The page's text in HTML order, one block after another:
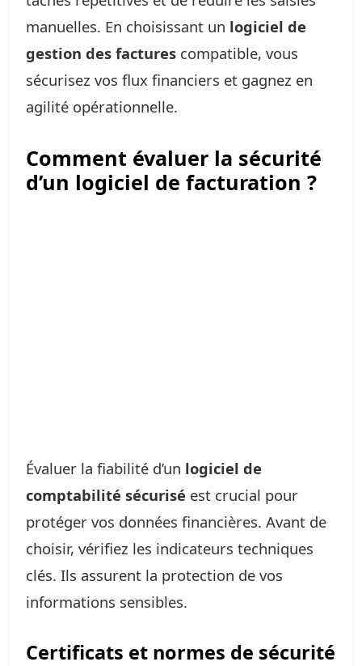
manuelles. En choisissant un logiciel de
gestion des factures compatible, vous
sécurisez vos flux financiers et gagnez en
agilité opérationnelle.
Comment évaluer la sécurité
d’un logiciel de facturation ?
Évaluer la fiabilité d’un logiciel de
comptabilité sécurisé est crucial pour
protéger vos données financières. Avant de
choisir, vérifiez les indicateurs techniques
clés. Ils assurent la protection de vos
informations sensibles.
Certificats et normes de sécurité